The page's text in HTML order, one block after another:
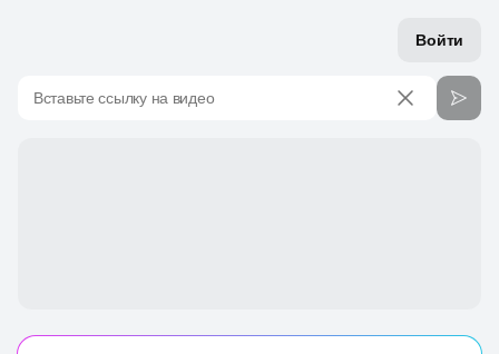
Войти
Вставьте ссылку на видео